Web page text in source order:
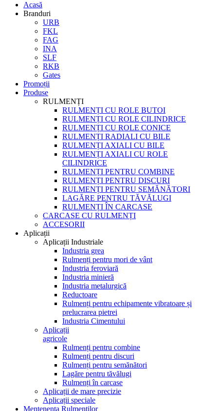
Acasă
Branduri
URB
FKL
FAG
INA
SLF
RKB
Gates
Promoții
Produse
RULMENȚI
RULMENȚI CU ROLE BUTOI
RULMENȚI CU ROLE CILINDRICE
RULMENȚI CU ROLE CONICE
RULMENȚI RADIALI CU BILE
RULMENȚI AXIALI CU BILE
RULMENȚI AXIALI CU ROLE
CILINDRICE
RULMENȚI PENTRU COMBINE
RULMENȚI PENTRU DISCURI
RULMENȚI PENTRU SEMĂNĂTORI
LAGĂRE PENTRU TĂVĂLUGI
RULMENȚI ÎN CARCASE
CARCASE CU RULMENȚI
ACCESORII
Aplicații
Aplicații Industriale
Industria grea
Rulmenți pentru mori de vânt
Industria feroviară
Industria minieră
Industria metalurgică
Reductoare
Rulmenți pentru echipamente vibratoare și
prelucrarea pietrei
Industria Cimentului
Aplicații
agricole
Rulmenți pentru combine
Rulmenți pentru discuri
Rulmenți pentru semănători
Lagăre pentru tăvălugi
Rulmenți în carcase
Aplicații de mare precizie
Aplicații speciale
Mentenența Rulmenților